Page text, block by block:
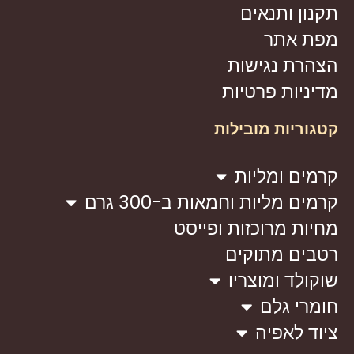
תקנון ותנאים
מפת אתר
הצהרת נגישות
מדיניות פרטיות
קטגוריות מובילות
קרמים ומליות
קרמים מליות וחמאות ב-300 גרם
מחיות מרוכזות ופייסט
רטבים מתוקים
שוקולד ומוצריו
חומרי גלם
ציוד לאפיה